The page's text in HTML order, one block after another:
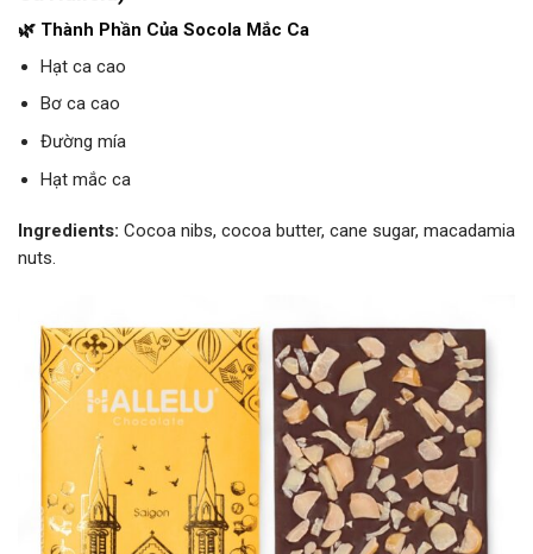
🌿 Thành Phần Của Socola Mắc Ca
Hạt ca cao
Bơ ca cao
Đường mía
Hạt mắc ca
Ingredients: Cocoa nibs, cocoa butter, cane sugar, macadamia
nuts.